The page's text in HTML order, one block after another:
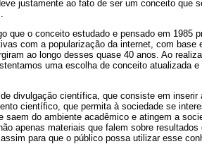
justamente ao fato de ser um conceito que
que o conceito estudado e pensado em 1985
com a popularização da internet, com base
ao longo desses quase 40 anos. Ao
uma escolha de conceito atualizada
divulgação científica, que consiste em
científico, que permita à sociedade se
do ambiente acadêmico e atingem a
apenas materiais que falem sobre resultados
para que o público possa utilizar esse